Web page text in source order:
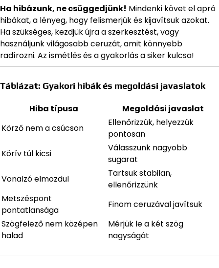
Ha hibázunk, ne csüggedjünk! Mindenki követ el apró
hibákat, a lényeg, hogy felismerjük és kijavítsuk azokat.
Ha szükséges, kezdjük újra a szerkesztést, vagy
használjunk világosabb ceruzát, amit könnyebb
radírozni. Az ismétlés és a gyakorlás a siker kulcsa!
Táblázat: Gyakori hibák és megoldási javaslatok
Hiba típusa
Megoldási javaslat
Körző nem a csúcson
Ellenőrizzük, helyezzük
pontosan
Körív túl kicsi
Válasszunk nagyobb
sugarat
Vonalzó elmozdul
Tartsuk stabilan,
ellenőrizzünk
Metszéspont
pontatlansága
Finom ceruzával javítsuk
Szögfelező nem középen
halad
Mérjük le a két szög
nagyságát